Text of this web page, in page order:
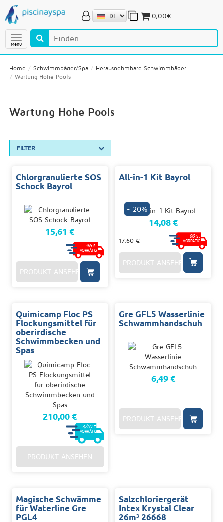
Menú
0,00€
Home Schwimmbäder/Spa
Herausnehmbare Schwimmbäder
Wartung Hohe Pools
Wartung Hohe Pools
FILTER
Chlorgranulierte SOS
Schock Bayrol
15,61 €
96 S.
VORRÄTIG
PRODUKT ANSEHEN
All-in-1 Kit Bayrol
- 20%
14,08 €
17,60 €
96S.
VORRÄTIG
PRODUKT ANSEHEN
Quimicamp Floc PS
Flockungsmittel für
oberirdische
Schwimmbecken und
Spas
210,00 €
3/10 T.
VORRÄTIG
PRODUKT ANSEHEN
Gre GFL5 Wasserlinie
Schwammhandschuh
6,49 €
PRODUKT ANSEHEN
Magische Schwämme
für Waterline Gre
PGL4
Salzchloriergerät
Intex Krystal Clear
26m³ 26668